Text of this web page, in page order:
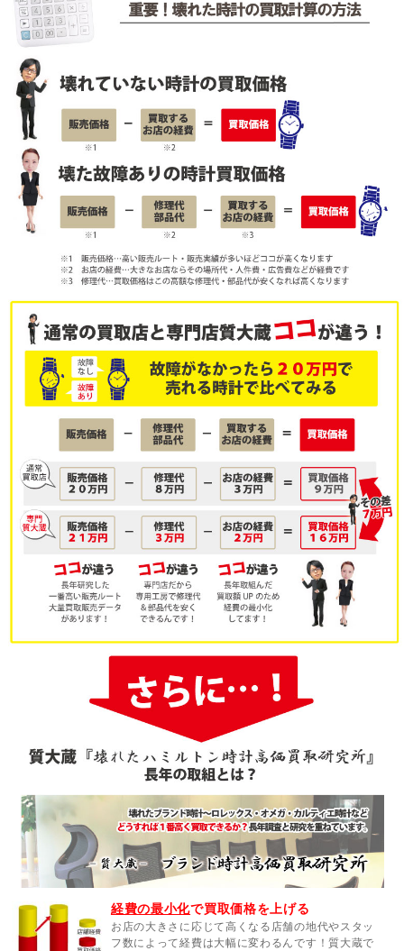
経費の最小化で買取価格を上げる
お店の大きさに応じて高くなる店舗の地代やスタッ
フ数によって経費は大幅に変わるんです！質大蔵で